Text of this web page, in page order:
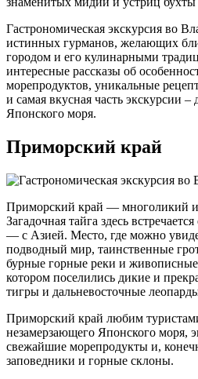
Гастрономическая экскурсия во
истинных гурманов, желающих
городом и его кулинарными
интересные рассказы об
морепродуктов, уникальные
и самая вкусная часть экскурсии –
Японского моря.
Приморский край
Приморский край — многоликий
Загадочная тайга здесь
— с Азией. Место, где можно
подводный мир, таинственные
бурные горные реки и
котором поселились дикие и
тигры и дальневосточные
Приморский край любим
незамерзающего Японского моря,
свежайшие морепродукты и,
заповедники и горные склоны.